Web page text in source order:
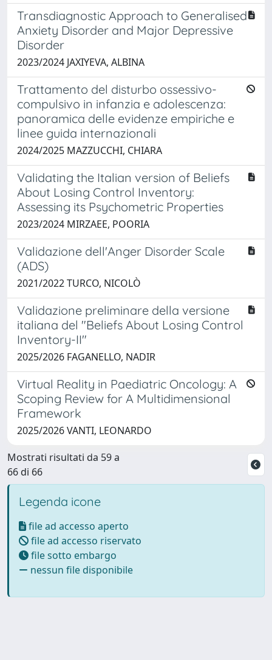
Transdiagnostic Approach to Generalised
Anxiety Disorder and Major Depressive
Disorder
2023/2024 JAXIYEVA, ALBINA
Trattamento del disturbo ossessivo-
compulsivo in infanzia e adolescenza:
panoramica delle evidenze empiriche e
linee guida internazionali
2024/2025 MAZZUCCHI, CHIARA
Validating the Italian version of Beliefs
About Losing Control Inventory:
Assessing its Psychometric Properties
2023/2024 MIRZAEE, POORIA
Validazione dell'Anger Disorder Scale
(ADS)
2021/2022 TURCO, NICOLÒ
Validazione preliminare della versione
italiana del "Beliefs About Losing Control
Inventory-II"
2025/2026 FAGANELLO, NADIR
Virtual Reality in Paediatric Oncology: A
Scoping Review for A Multidimensional
Framework
2025/2026 VANTI, LEONARDO
Mostrati risultati da 59 a
66 di 66
Legenda icone
file ad accesso aperto
file ad accesso riservato
file sotto embargo
nessun file disponibile